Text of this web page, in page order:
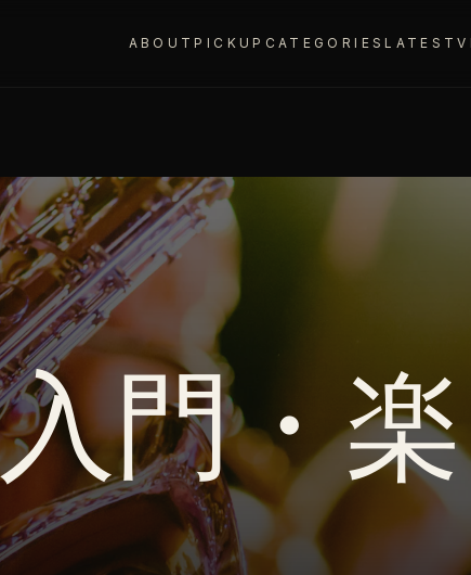
門・
ABOUTPICKUP CATEGORIESLATEST